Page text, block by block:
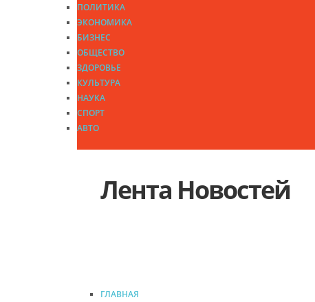
ПОЛИТИКА
ЭКОНОМИКА
БИЗНЕС
ОБЩЕСТВО
ЗДОРОВЬЕ
КУЛЬТУРА
НАУКА
СПОРТ
АВТО
Лента Новостей
ГЛАВНАЯ